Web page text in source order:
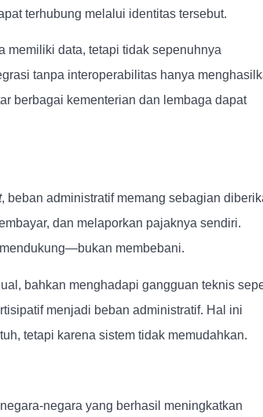
terhubung melalui identitas tersebut.
memiliki data, tetapi tidak sepenuhnya
tanpa interoperabilitas hanya
berbagai kementerian dan lembaga dapat
, beban administratif memang sebagian
dan melaporkan pajaknya sendiri.
membebani.
bahkan menghadapi gangguan teknis
menjadi beban administratif. Hal ini
tetapi karena sistem tidak memudahkan.
negara yang berhasil meningkatkan